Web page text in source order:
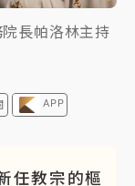
「紅到發紫」降
長帕洛林主持
APP
任教宗的樞